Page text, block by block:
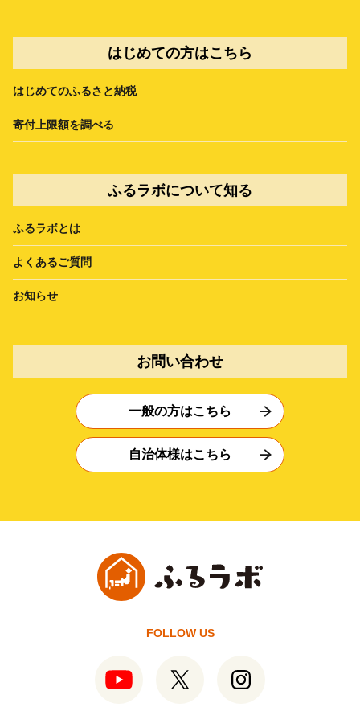
はじめての方はこちら
はじめてのふるさと納税
寄付上限額を調べる
ふるラボについて知る
ふるラボとは
よくあるご質問
お知らせ
お問い合わせ
一般の方はこちら
自治体様はこちら
FOLLOW US